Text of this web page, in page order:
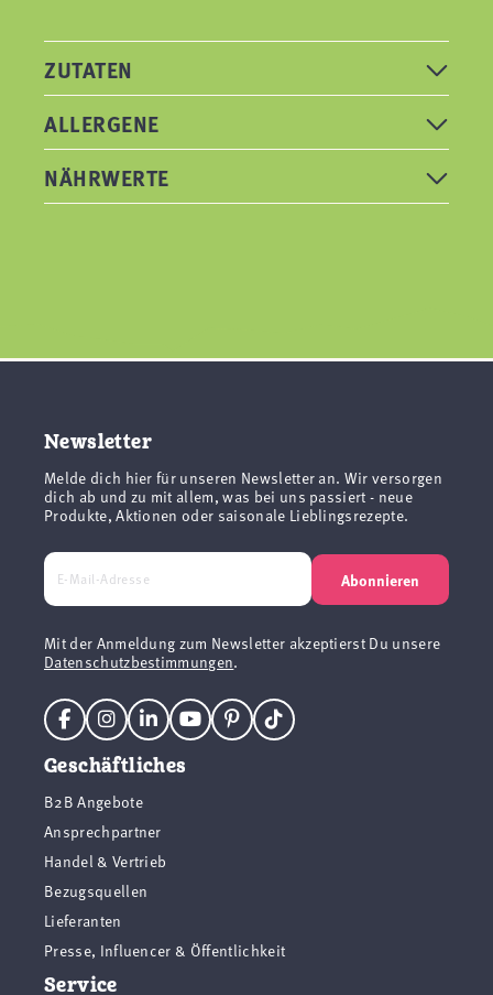
ZUTATEN
ALLERGENE
NÄHRWERTE
Newsletter
Melde dich hier für unseren Newsletter an. Wir versorgen
dich ab und zu mit allem, was bei uns passiert - neue
Produkte, Aktionen oder saisonale Lieblingsrezepte.
Abonnieren
Mit der Anmeldung zum Newsletter akzeptierst Du unsere
Datenschutzbestimmungen.
Geschäftliches
B2B Angebote
Ansprechpartner
Handel & Vertrieb
Bezugsquellen
Lieferanten
Presse, Influencer & Öffentlichkeit
Service